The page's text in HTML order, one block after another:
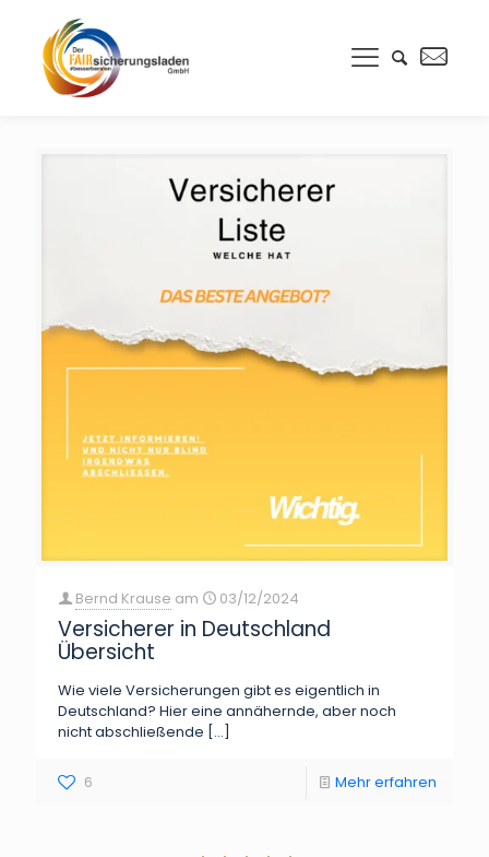
Bernd Krause am 03/12/2024
Versicherer in Deutschland
Übersicht
Wie viele Versicherungen gibt es eigentlich in
Deutschland? Hier eine annähernde, aber noch
nicht abschließende […]
6 Mehr erfahren